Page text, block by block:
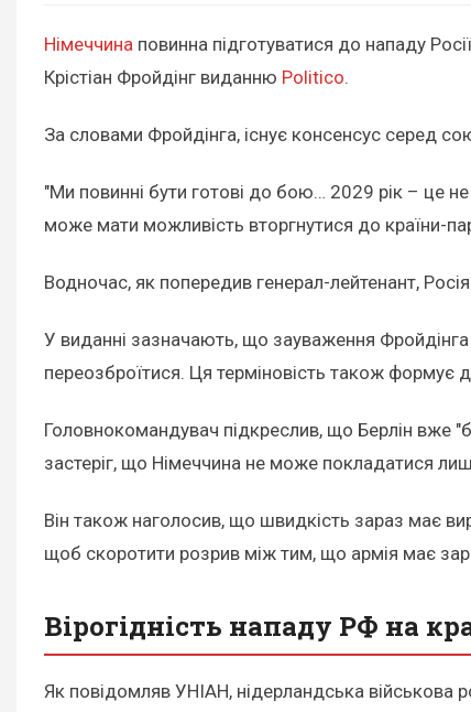
Німеччина повинна підготуватися до нападу
Крістіан Фройдінг виданню Politico.
За словами Фройдінга, існує консенсус серед
"Ми повинні бути готові до бою… 2029 рік – це
може мати можливість вторгнутися до країни-
Водночас, як попередив генерал-лейтенант,
У виданні зазначають, що зауваження
переозброїтися. Ця терміновість також формує
Головнокомандувач підкреслив, що Берлін вже
застеріг, що Німеччина не може покладатися
Він також наголосив, що швидкість зараз має
щоб скоротити розрив між тим, що армія має
Вірогідність нападу РФ на
Як повідомляв УНІАН, нідерландська